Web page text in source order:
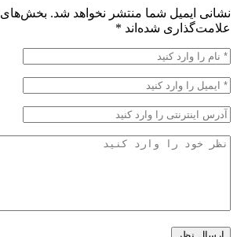
شما منتشر نخواهد شد. بخش‌های موردنیاز
شده‌اند *